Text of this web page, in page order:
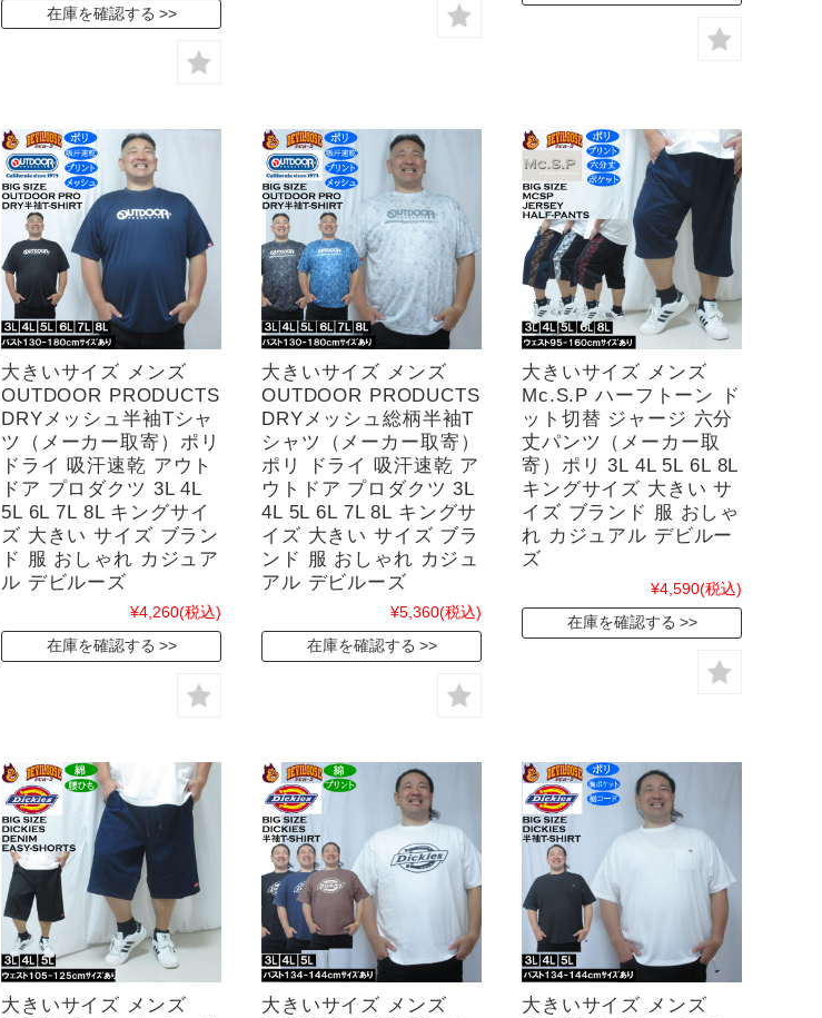
在庫を確認する
大きいサイズ メンズ
OUTDOOR PRODUCTS
DRYメッシュ半袖Tシャ
ツ（メーカー取寄）ポリ
ドライ 吸汗速乾 アウト
ドア プロダクツ 3L 4L
5L 6L 7L 8L キングサイ
ズ 大きい サイズ ブラン
ド 服 おしゃれ カジュア
ル デビルーズ
¥4,260(税込)
在庫を確認する
大きいサイズ メンズ
OUTDOOR PRODUCTS
DRYメッシュ総柄半袖T
シャツ（メーカー取寄）
ポリ ドライ 吸汗速乾 ア
ウトドア プロダクツ 3L
4L 5L 6L 7L 8L キングサ
イズ 大きい サイズ ブラ
ンド 服 おしゃれ カジュ
アル デビルーズ
¥5,360(税込)
在庫を確認する
大きいサイズ メンズ
Mc.S.P ハーフトーン ド
ット切替 ジャージ 六分
丈パンツ（メーカー取
寄）ポリ 3L 4L 5L 6L 8L
キングサイズ 大きい サ
イズ ブランド 服 おしゃ
れ カジュアル デビルー
ズ
¥4,590(税込)
在庫を確認する
大きいサイズ メンズ
大きいサイズ メンズ
大きいサイズ メンズ